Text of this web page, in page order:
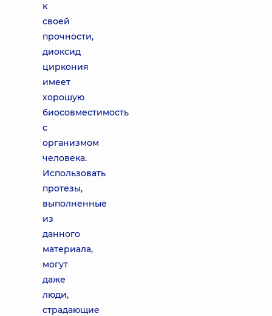
к
своей
прочности,
диоксид
циркония
имеет
хорошую
биосовместимость
с
организмом
человека.
Использовать
протезы,
выполненные
из
данного
материала,
могут
даже
люди,
страдающие